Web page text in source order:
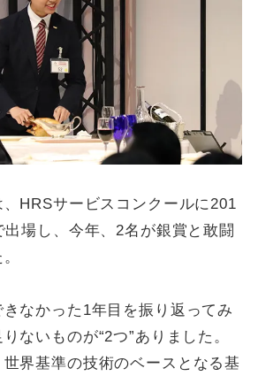
HRSサービスコンクールに201
場し、今年、2名が銀賞と敢闘
きなかった1年目を振り返ってみ
ないものが“2つ”ありました。
界基準の技術のベースとなる基